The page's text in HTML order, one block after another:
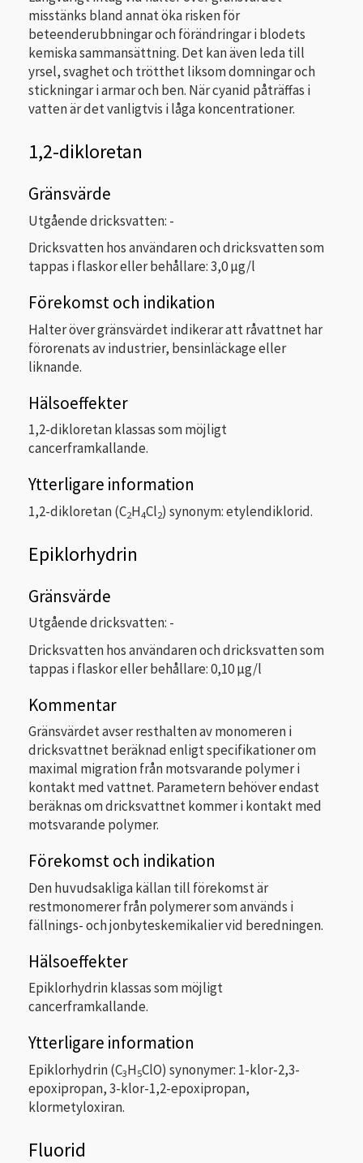
misstänks bland annat öka risken för
beteenderubbningar och förändringar i blodets
kemiska sammansättning. Det kan även leda till
yrsel, svaghet och trötthet liksom domningar och
stickningar i armar och ben. När cyanid påträffas i
vatten är det vanligtvis i låga koncentrationer.
1,2-dikloretan
Gränsvärde
Utgående dricksvatten: -
Dricksvatten hos användaren och dricksvatten som
tappas i flaskor eller behållare: 3,0 µg/l
Förekomst och indikation
Halter över gränsvärdet indikerar att råvattnet har
förorenats av industrier, bensinläckage eller
liknande.
Hälsoeffekter
1,2-dikloretan klassas som möjligt
cancerframkallande.
Ytterligare information
1,2-dikloretan (C2H4Cl2) synonym: etylendiklorid.
Epiklorhydrin
Gränsvärde
Utgående dricksvatten: -
Dricksvatten hos användaren och dricksvatten som
tappas i flaskor eller behållare: 0,10 µg/l
Kommentar
Gränsvärdet avser resthalten av monomeren i
dricksvattnet beräknad enligt specifikationer om
maximal migration från motsvarande polymer i
kontakt med vattnet. Parametern behöver endast
beräknas om dricksvattnet kommer i kontakt med
motsvarande polymer.
Förekomst och indikation
Den huvudsakliga källan till förekomst är
restmonomerer från polymerer som används i
fällnings- och jonbyteskemikalier vid beredningen.
Hälsoeffekter
Epiklorhydrin klassas som möjligt
cancerframkallande.
Ytterligare information
Epiklorhydrin (C3H5ClO) synonymer: 1-klor-2,3-
epoxipropan, 3-klor-1,2-epoxipropan,
klormetyloxiran.
Fluorid